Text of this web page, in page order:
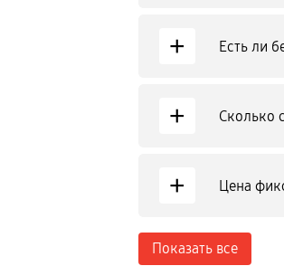
+ Есть ли
+ Сколько
+ Цена
Показать все